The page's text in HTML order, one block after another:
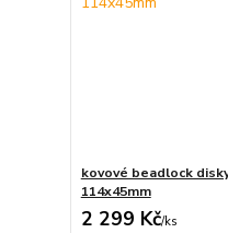
kovové beadlock
114x45mm
2 299 Kč/ks